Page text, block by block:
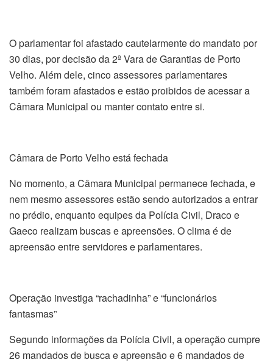
O parlamentar foi afastado cautelarmente do mandato por
30 dias, por decisão da 2ª Vara de Garantias de Porto
Velho. Além dele, cinco assessores parlamentares
também foram afastados e estão proibidos de acessar a
Câmara Municipal ou manter contato entre si.
Câmara de Porto Velho está fechada
No momento, a Câmara Municipal permanece fechada, e
nem mesmo assessores estão sendo autorizados a entrar
no prédio, enquanto equipes da Polícia Civil, Draco e
Gaeco realizam buscas e apreensões. O clima é de
apreensão entre servidores e parlamentares.
Operação investiga “rachadinha” e “funcionários
fantasmas”
Segundo informações da Polícia Civil, a operação cumpre
26 mandados de busca e apreensão e 6 mandados de